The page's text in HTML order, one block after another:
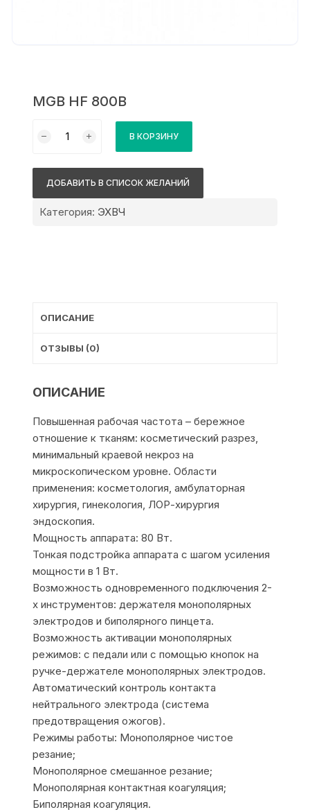
MGB HF 800B
товара
В КОРЗИНУ
ДОБАВИТЬ В СПИСОК ЖЕЛАНИЙ
Категория: ЭХВЧ
ОПИСАНИЕ
ОТЗЫВЫ (0)
ОПИСАНИЕ
Повышенная рабочая частота – бережное
отношение к тканям: косметический разрез,
минимальный краевой некроз на
микроскопическом уровне. Области
применения: косметология, амбулаторная
хирургия, гинекология, ЛОР-хирургия
эндоскопия.
Мощность аппарата: 80 Вт.
Тонкая подстройка аппарата с шагом усиления
мощности в 1 Вт.
Возможность одновременного подключения 2-
х инструментов: держателя монополярных
электродов и биполярного пинцета.
Возможность активации монополярных
режимов: с педали или с помощью кнопок на
ручке-держателе монополярных электродов.
Автоматический контроль контакта
нейтрального электрода (система
предотвращения ожогов).
Режимы работы: Монополярное чистое
резание;
Монополярное смешанное резание;
Монополярная контактная коагуляция;
Биполярная коагуляция.